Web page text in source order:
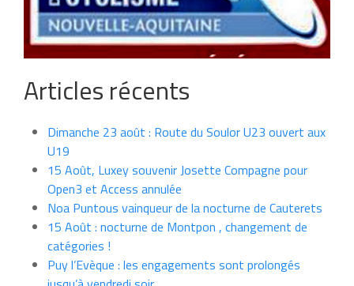
Articles récents
Dimanche 23 août : Route du Soulor U23 ouvert aux
U19
15 Août, Luxey souvenir Josette Compagne pour
Open3 et Access annulée
Noa Puntous vainqueur de la nocturne de Cauterets
15 Août : nocturne de Montpon , changement de
catégories !
Puy l’Evèque : les engagements sont prolongés